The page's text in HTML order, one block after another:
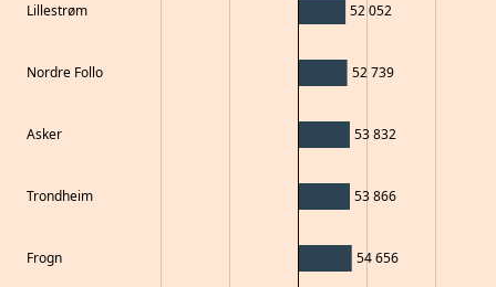
Lillestrøm
Nordre Follo
Asker
Trondheim
Frogn
52 052
52 739
53 832
53 866
54 656